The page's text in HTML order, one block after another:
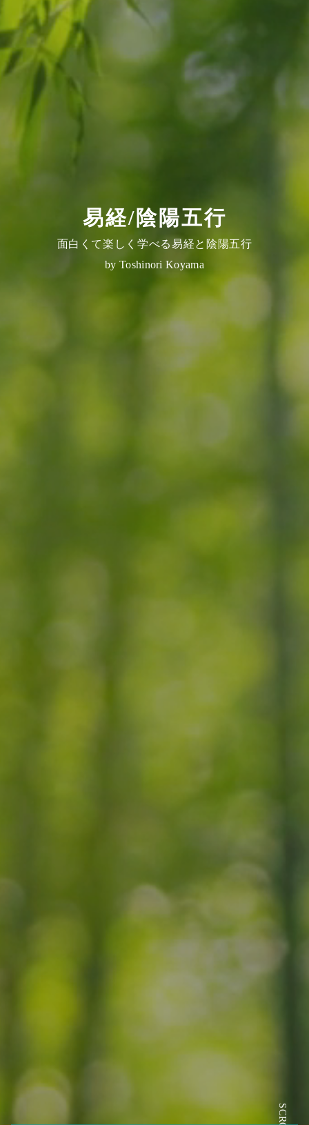
易経/陰陽五行
面白くて楽しく学べる易経と陰陽五行
by Toshinori Koyama